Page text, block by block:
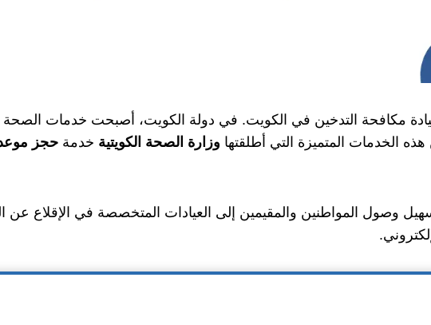
مكافحة التدخين في الكويت. في دولة الكويت، أصبحت خدمات
الخدمات المتميزة التي أطلقتها وزارة الصحة الكويتية خدمة حجز
وصول المواطنين والمقيمين إلى العيادات المتخصصة في الإقلاع عن